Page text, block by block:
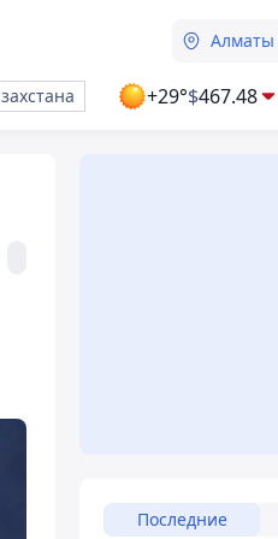
Алматы
+29°$467.48
Последние